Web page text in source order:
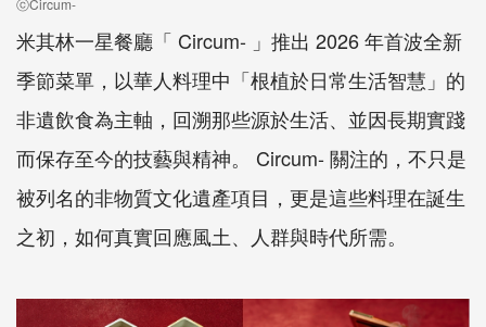
米其林一星餐廳「 Circum- 」推出 2026 年首波全新
季節菜單，以華人料理中「根植於日常生活智慧」的
非遺飲食為主軸，回溯那些源於生活、並因長期實踐
而保存至今的技藝與精神。 Circum- 關注的，不只是
被列名的非物質文化遺產項目，更是這些料理在誕生
之初，如何真實回應風土、人群與時代所需。